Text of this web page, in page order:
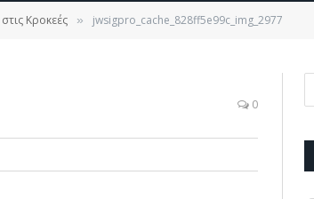
Κροκεές » jwsigpro_cache_828ff5e99c_img_2977
0